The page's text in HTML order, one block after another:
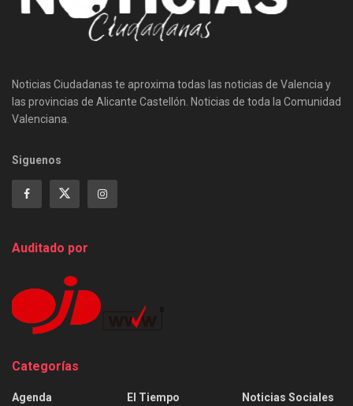
Noticias Ciudadanas te aproxima todas las noticias de Valencia y
las provincias de Alicante Castellón. Noticias de toda la Comunidad
Valenciana.
Siguenos
Auditado por
Categorías
Agenda
El Tiempo
Noticias Sociales